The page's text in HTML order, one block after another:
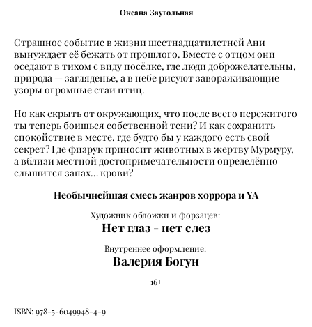
Оксана Заугольная
Страшное событие в жизни шестнадцатилетней Ани
вынуждает её бежать от прошлого. Вместе с отцом они
оседают в тихом с виду посёлке, где люди доброжелательны,
природа — загляденье, а в небе рисуют завораживающие
узоры огромные стаи птиц.
Но как скрыть от окружающих, что после всего пережитого
ты теперь боишься собственной тени? И как сохранить
спокойствие в месте, где будто бы у каждого есть свой
секрет? Где физрук приносит животных в жертву Мурмуру,
а вблизи местной достопримечательности определённо
слышится запах… крови?
Необычнейшая смесь жанров хоррора и YA
Художник обложки и форзацев:
Нет глаз - нет слез
Внутреннее оформление:
Валерия Богун
16+
ISBN: 978-5-6049948-4-9